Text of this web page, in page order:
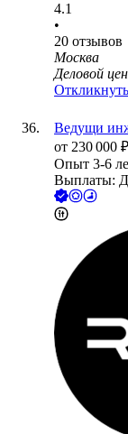
4.1
•
20 отзывов
Москва
Деловой
Ведущи
от 230 000 ₽
Опыт 3-6
Выплаты: